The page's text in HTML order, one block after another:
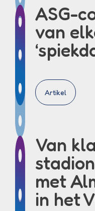
ASG-
van
Artikel
Van
met
in het